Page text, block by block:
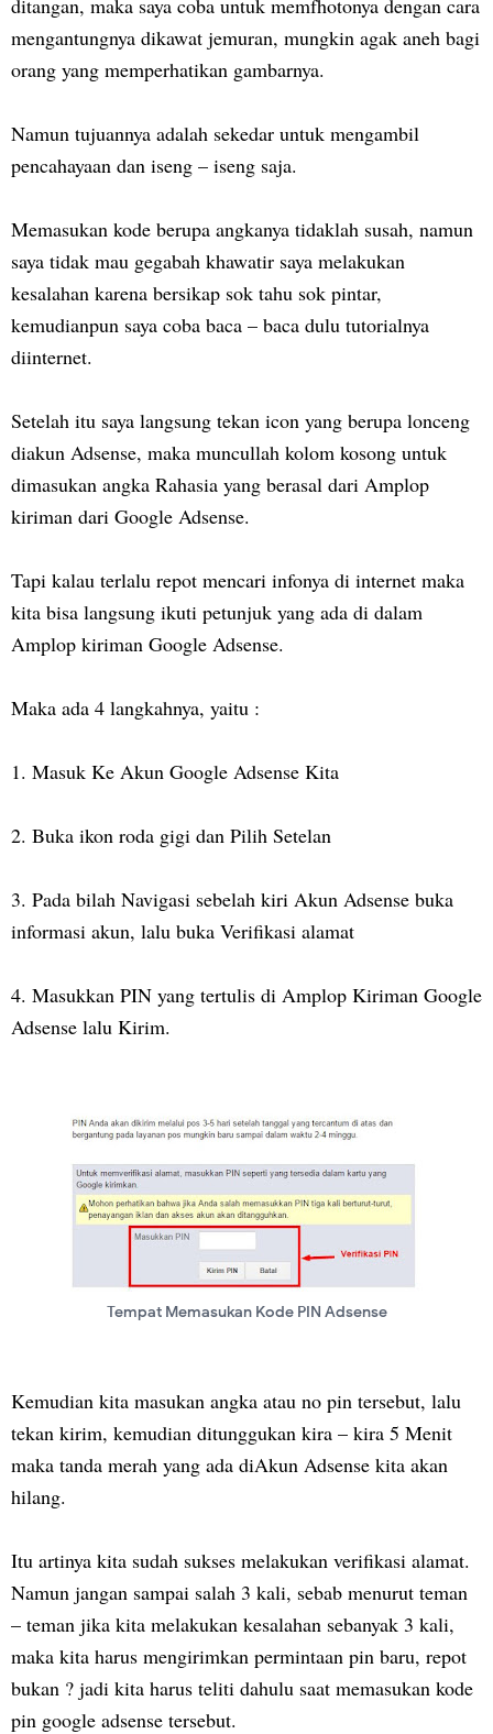
ditangan, maka saya coba untuk memfhotonya dengan cara
mengantungnya dikawat jemuran, mungkin agak aneh bagi
orang yang memperhatikan gambarnya.
Namun tujuannya adalah sekedar untuk mengambil
pencahayaan dan iseng – iseng saja.
Memasukan kode berupa angkanya tidaklah susah, namun
saya tidak mau gegabah khawatir saya melakukan
kesalahan karena bersikap sok tahu sok pintar,
kemudianpun saya coba baca – baca dulu tutorialnya
diinternet.
Setelah itu saya langsung tekan icon yang berupa lonceng
diakun Adsense, maka muncullah kolom kosong untuk
dimasukan angka Rahasia yang berasal dari Amplop
kiriman dari Google Adsense.
Tapi kalau terlalu repot mencari infonya di internet maka
kita bisa langsung ikuti petunjuk yang ada di dalam
Amplop kiriman Google Adsense.
Maka ada 4 langkahnya, yaitu :
1. Masuk Ke Akun Google Adsense Kita
2. Buka ikon roda gigi dan Pilih Setelan
3. Pada bilah Navigasi sebelah kiri Akun Adsense buka
informasi akun, lalu buka Verifikasi alamat
4. Masukkan PIN yang tertulis di Amplop Kiriman Google
Adsense lalu Kirim.
Tempat Memasukan Kode PIN Adsense
Kemudian kita masukan angka atau no pin tersebut, lalu
tekan kirim, kemudian ditunggukan kira – kira 5 Menit
maka tanda merah yang ada diAkun Adsense kita akan
hilang.
Itu artinya kita sudah sukses melakukan verifikasi alamat.
Namun jangan sampai salah 3 kali, sebab menurut teman
– teman jika kita melakukan kesalahan sebanyak 3 kali,
maka kita harus mengirimkan permintaan pin baru, repot
bukan ? jadi kita harus teliti dahulu saat memasukan kode
pin google adsense tersebut.